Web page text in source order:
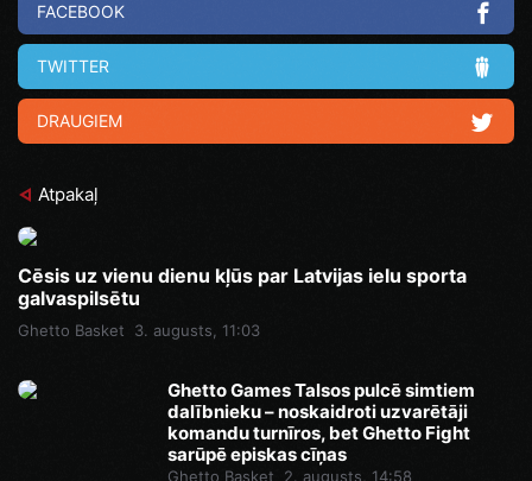
FACEBOOK
TWITTER
DRAUGIEM
Atpakaļ
Cēsis uz vienu dienu kļūs par Latvijas ielu sporta
galvaspilsētu
Ghetto Basket 3. augusts, 11:03
Ghetto Games Talsos pulcē simtiem
dalībnieku – noskaidroti uzvarētāji
komandu turnīros, bet Ghetto Fight
sarūpē episkas cīņas
Ghetto Basket 2. augusts, 14:58